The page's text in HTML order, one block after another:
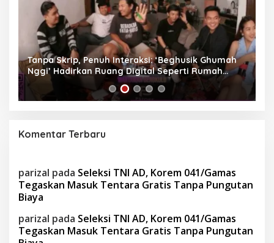
Tanpa Skrip, Penuh Interaksi: ‘Beghusik Ghumah
Nggi’ Hadirkan Ruang Digital Seperti Rumah
Sendiri
Komentar Terbaru
parizal pada Seleksi TNI AD, Korem 041/Gamas
Tegaskan Masuk Tentara Gratis Tanpa Pungutan
Biaya
parizal pada Seleksi TNI AD, Korem 041/Gamas
Tegaskan Masuk Tentara Gratis Tanpa Pungutan